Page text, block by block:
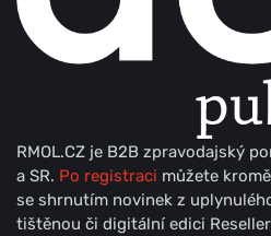
RMOL.CZ je B2B zpravodajský
a SR. Po registraci můžete
se shrnutím novinek z
tištěnou či digitální edici